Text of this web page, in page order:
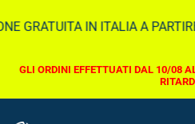
direttamente
contenuti
GRATUITA IN ITALIA A
GLI ORDINI EFFETTUATI DAL 10/08